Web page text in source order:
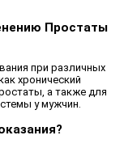
Простаты
при различных
хронический
а также для
у мужчин.